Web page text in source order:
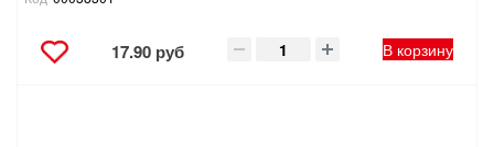
17.90 руб В корзину